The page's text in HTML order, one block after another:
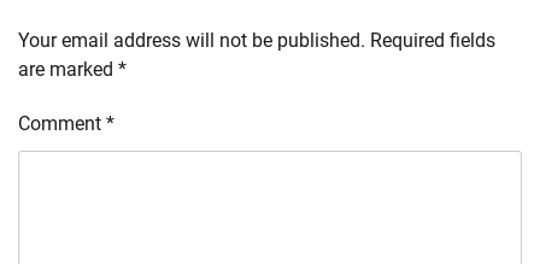
Your email address will not be published. Required fields
are marked *
Comment *